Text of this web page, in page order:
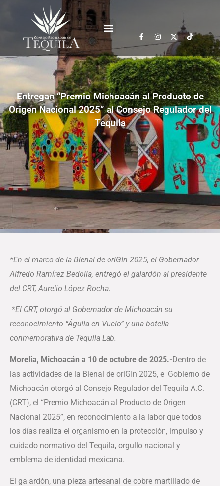
Entregan “Premio Michoacán al Producto de
Origen Nacional 2025” al Consejo Regulador del
Tequila
*En el marco de la Bienal de oriGIn 2025, el Gobernador
Alfredo Ramírez Bedolla, entregó el galardón al presidente
del CRT, Aurelio López Rocha.
*El CRT, otorgó al Gobernador de Michoacán su
reconocimiento “Águila en Vuelo” y una botella
conmemorativa de Tequila Lab.
Morelia, Michoacán a 10 de octubre de 2025.-Dentro de
las actividades de la Bienal de oriGIn 2025, el Gobierno de
Michoacán otorgó al Consejo Regulador del Tequila A.C.
(CRT), el “Premio Michoacán al Producto de Origen
Nacional 2025”, en reconocimiento a la labor que todos
los días realiza el organismo en la protección, impulso y
cuidado normativo del Tequila, orgullo nacional y
emblema de identidad mexicana.
El galardón, una pieza artesanal de cobre martillado de